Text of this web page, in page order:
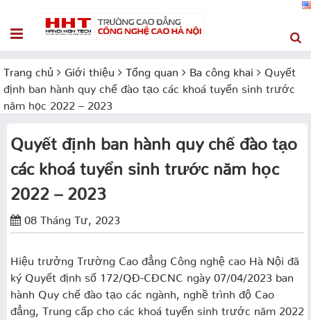
Trang chủ Giới thiệu Tổng quan Ba công khai
Quyết
định ban hành quy chế đào tạo các khoá tuyển sinh trước
năm học 2022 – 2023
Quyết định ban hành quy chế đào tạo
các khoá tuyển sinh trước năm học
2022 – 2023
08 Tháng Tư, 2023
Hiệu trưởng Trường Cao đẳng Công nghệ cao Hà Nội đã
ký Quyết định số 172/QĐ-CĐCNC ngày 07/04/2023 ban
hành Quy chế đào tạo các ngành, nghề trình độ Cao
đẳng, Trung cấp cho các khoá tuyển sinh trước năm 2022